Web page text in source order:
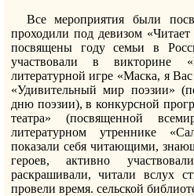
Все мероприятия были
проходили под девизом
посвящены году семьи в
участвовали в викторине
литературной игре «Маска, я
«Удивительный мир поэзии»
дню поэзии), в конкурсной
театра» (посвященной
литературном утреннике
показали себя читающими,
героев, активно
раскрашивали, читали вслух
провели время. сельской